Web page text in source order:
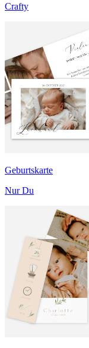
Crafty
Geburtskarte
Nur Du